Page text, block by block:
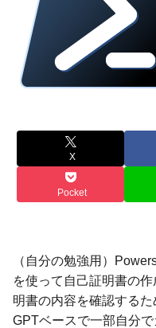
X
Pocket
（自分の勉強用）
を使って自己証明書の
明書の内容を確認する
GPTベースで一部自分で